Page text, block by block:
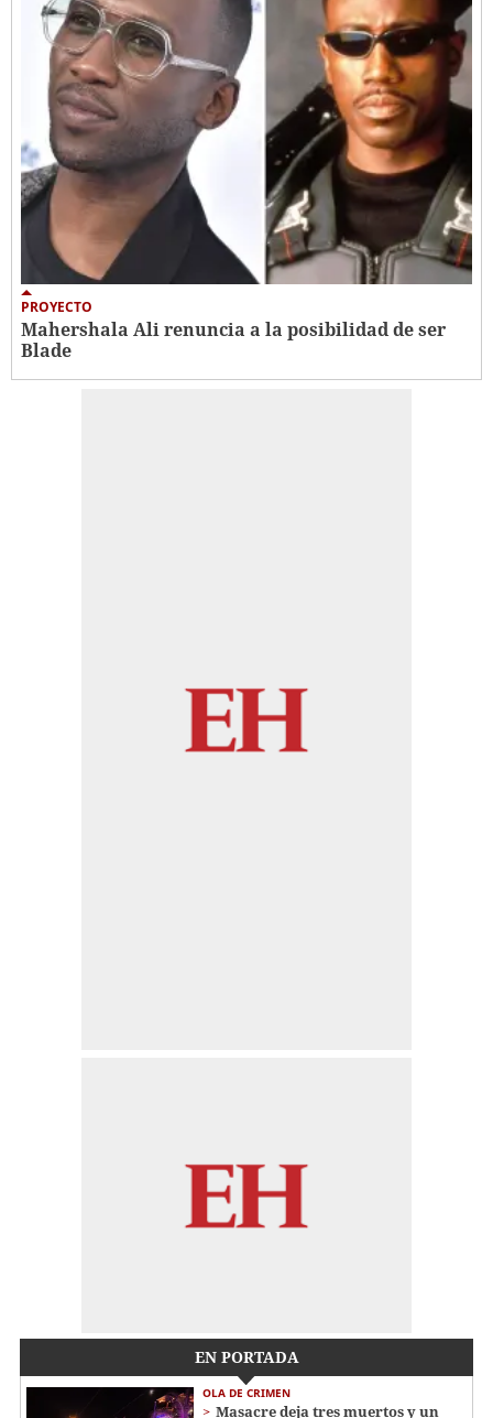
PROYECTO
Mahershala Ali renuncia a la posibilidad de ser
Blade
EN PORTADA
OLA DE CRIMEN
Masacre deja tres muertos y un